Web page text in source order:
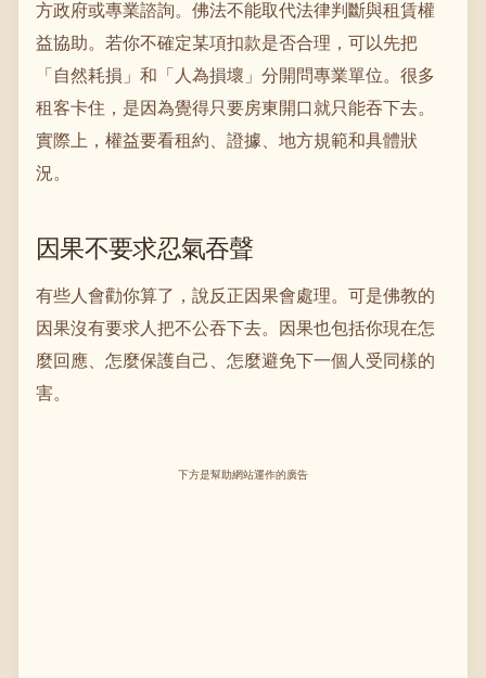
方政府或專業諮詢。佛法不能取代法律判斷與租賃權
益協助。若你不確定某項扣款是否合理，可以先把
「自然耗損」和「人為損壞」分開問專業單位。很多
租客卡住，是因為覺得只要房東開口就只能吞下去。
實際上，權益要看租約、證據、地方規範和具體狀
況。
因果不要求忍氣吞聲
有些人會勸你算了，說反正因果會處理。可是佛教的
因果沒有要求人把不公吞下去。因果也包括你現在怎
麼回應、怎麼保護自己、怎麼避免下一個人受同樣的
害。
下方是幫助網站運作的廣告